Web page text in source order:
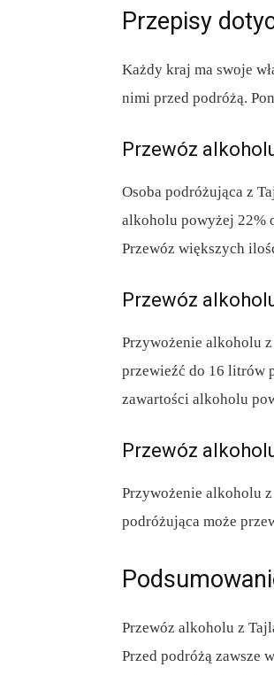
Przepisy
Każdy kraj ma swoje
nimi przed podróżą.
Przewóz
Osoba podróżująca z
alkoholu powyżej 22%
Przewóz większych
Przewóz
Przywożenie alkoholu
przewieźć do 16 litrów
zawartości alkoholu
Przewóz
Przywożenie alkoholu
podróżująca może
Przewóz alkoholu z
Przed podróżą zawsze